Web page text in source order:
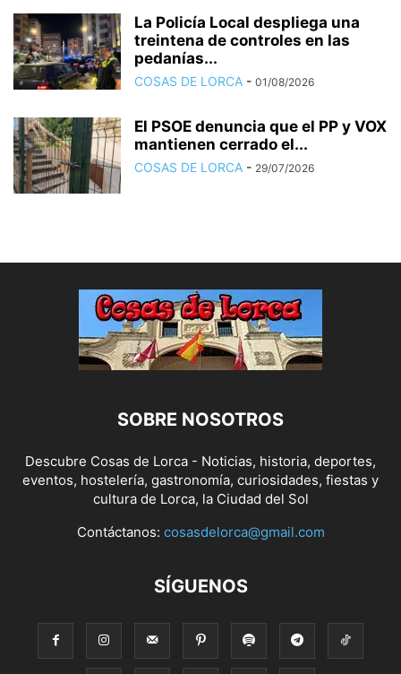
La Policía Local despliega una
treintena de controles en las
pedanías...
COSAS DE LORCA - 01/08/2026
El PSOE denuncia que el PP y VOX
mantienen cerrado el...
COSAS DE LORCA - 29/07/2026
SOBRE NOSOTROS
Descubre Cosas de Lorca - Noticias, historia, deportes,
eventos, hostelería, gastronomía, curiosidades, fiestas y
cultura de Lorca, la Ciudad del Sol
Contáctanos: cosasdelorca@gmail.com
SÍGUENOS